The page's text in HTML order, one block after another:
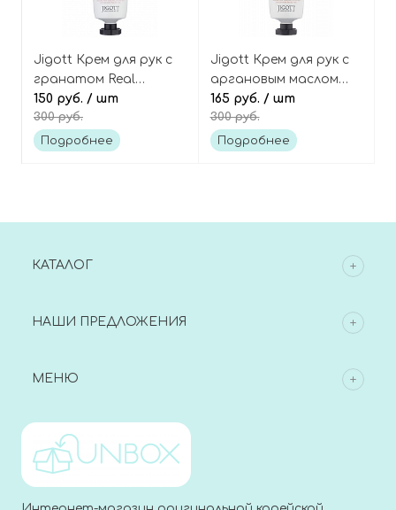
Jigott Крем для рук с
гранатом Real
moisture pomegranate
hand cream
150 руб. / шт
300 руб.
Подробнее
Jigott Крем для рук с
аргановым маслом
Real moisture argan oil
hand cream
165 руб. / шт
300 руб.
Подробнее
КАТАЛОГ
НАШИ ПРЕДЛОЖЕНИЯ
МЕНЮ